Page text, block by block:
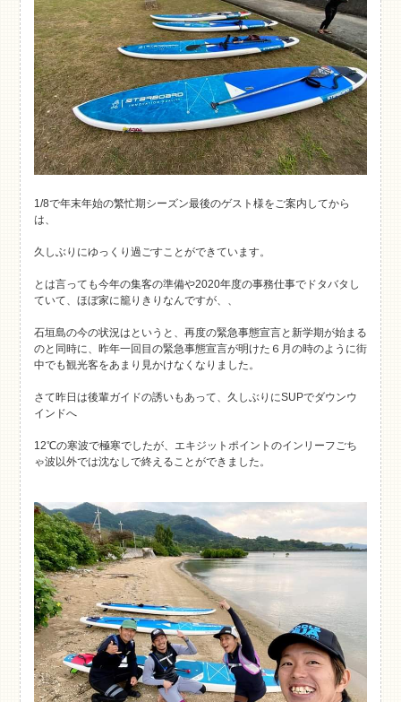
1/8で年末年始の繁忙期シーズン最後のゲスト様をご案内してから
は、
久しぶりにゆっくり過ごすことができています。
とは言っても今年の集客の準備や2020年度の事務仕事でドタバタし
ていて、ほぼ家に籠りきりなんですが、、
石垣島の今の状況はというと、再度の緊急事態宣言と新学期が始まる
のと同時に、昨年一回目の緊急事態宣言が明けた６月の時のように街
中でも観光客をあまり見かけなくなりました。
さて昨日は後輩ガイドの誘いもあって、久しぶりにSUPでダウンウ
インドへ
12℃の寒波で極寒でしたが、エキジットポイントのインリーフごち
ゃ波以外では沈なしで終えることができました。